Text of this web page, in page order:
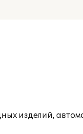
изделий,